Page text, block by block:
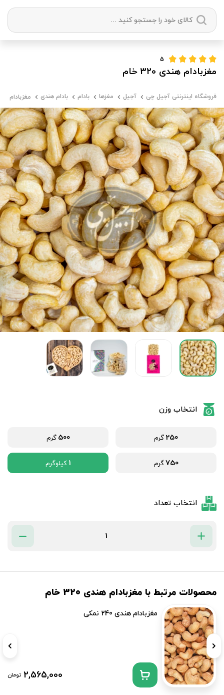
دسته بندی ها
آجیل میوه خشک
فروشگاه اینترنتی آجیل چی آجیل مغزها بادام بادام هندی مغزبادام هندی
5
مغزبادام هندی 320 خام
انتخاب وزن
250 گرم 500 گرم
750گرم 1 کیلوگرم
انتخاب تعداد
محصولات مرتبط با مغزبادام هندی 320 خام
مغزبادام هندی 240 نمکی
2,565,000 تومان